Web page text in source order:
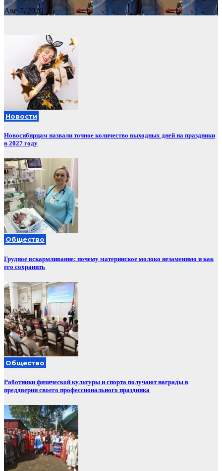
Авг 7, 2026
Новости
Новосибирцам назвали точное количество выходных дней на праздники
в 2027 году
Общество
Грудное вскармливание: почему материнское молоко незаменимо и как
его сохранить
Общество
Работники физической культуры и спорта получают награды в
преддверии своего профессионального праздника